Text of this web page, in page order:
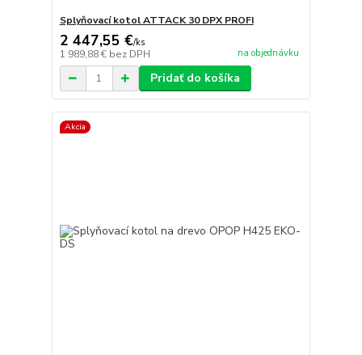
Splyňovací kotol ATTACK 30 DPX PROFI
2 447,55 €/ks
1 989,88 € bez DPH na objednávku
Pridať do košíka
Akcia